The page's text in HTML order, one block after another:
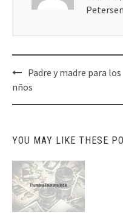
Petersen
Post
navigation
Padre y madre para los
nños
YOU MAY LIKE THESE